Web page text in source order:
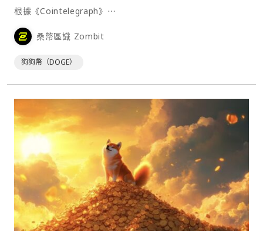
根據《Cointelegraph》⋯
桑幣區識 Zombit
狗狗幣（DOGE）